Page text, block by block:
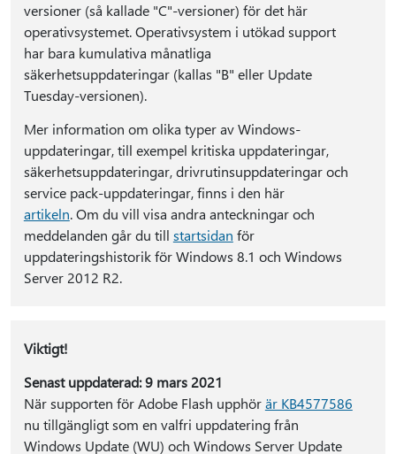
versioner (så kallade "C"-versioner) för det här
operativsystemet. Operativsystem i utökad support
har bara kumulativa månatliga
säkerhetsuppdateringar (kallas "B" eller Update
Tuesday-versionen).
Mer information om olika typer av Windows-
uppdateringar, till exempel kritiska uppdateringar,
säkerhetsuppdateringar, drivrutinsuppdateringar och
service pack-uppdateringar, finns i den här
artikeln. Om du vill visa andra anteckningar och
meddelanden går du till startsidan för
uppdateringshistorik för Windows 8.1 och Windows
Server 2012 R2.
Viktigt!
Senast uppdaterad: 9 mars 2021
När supporten för Adobe Flash upphörär KB4577586
nu tillgängligt som en valfri uppdatering från
Windows Update (WU) och Windows Server Update